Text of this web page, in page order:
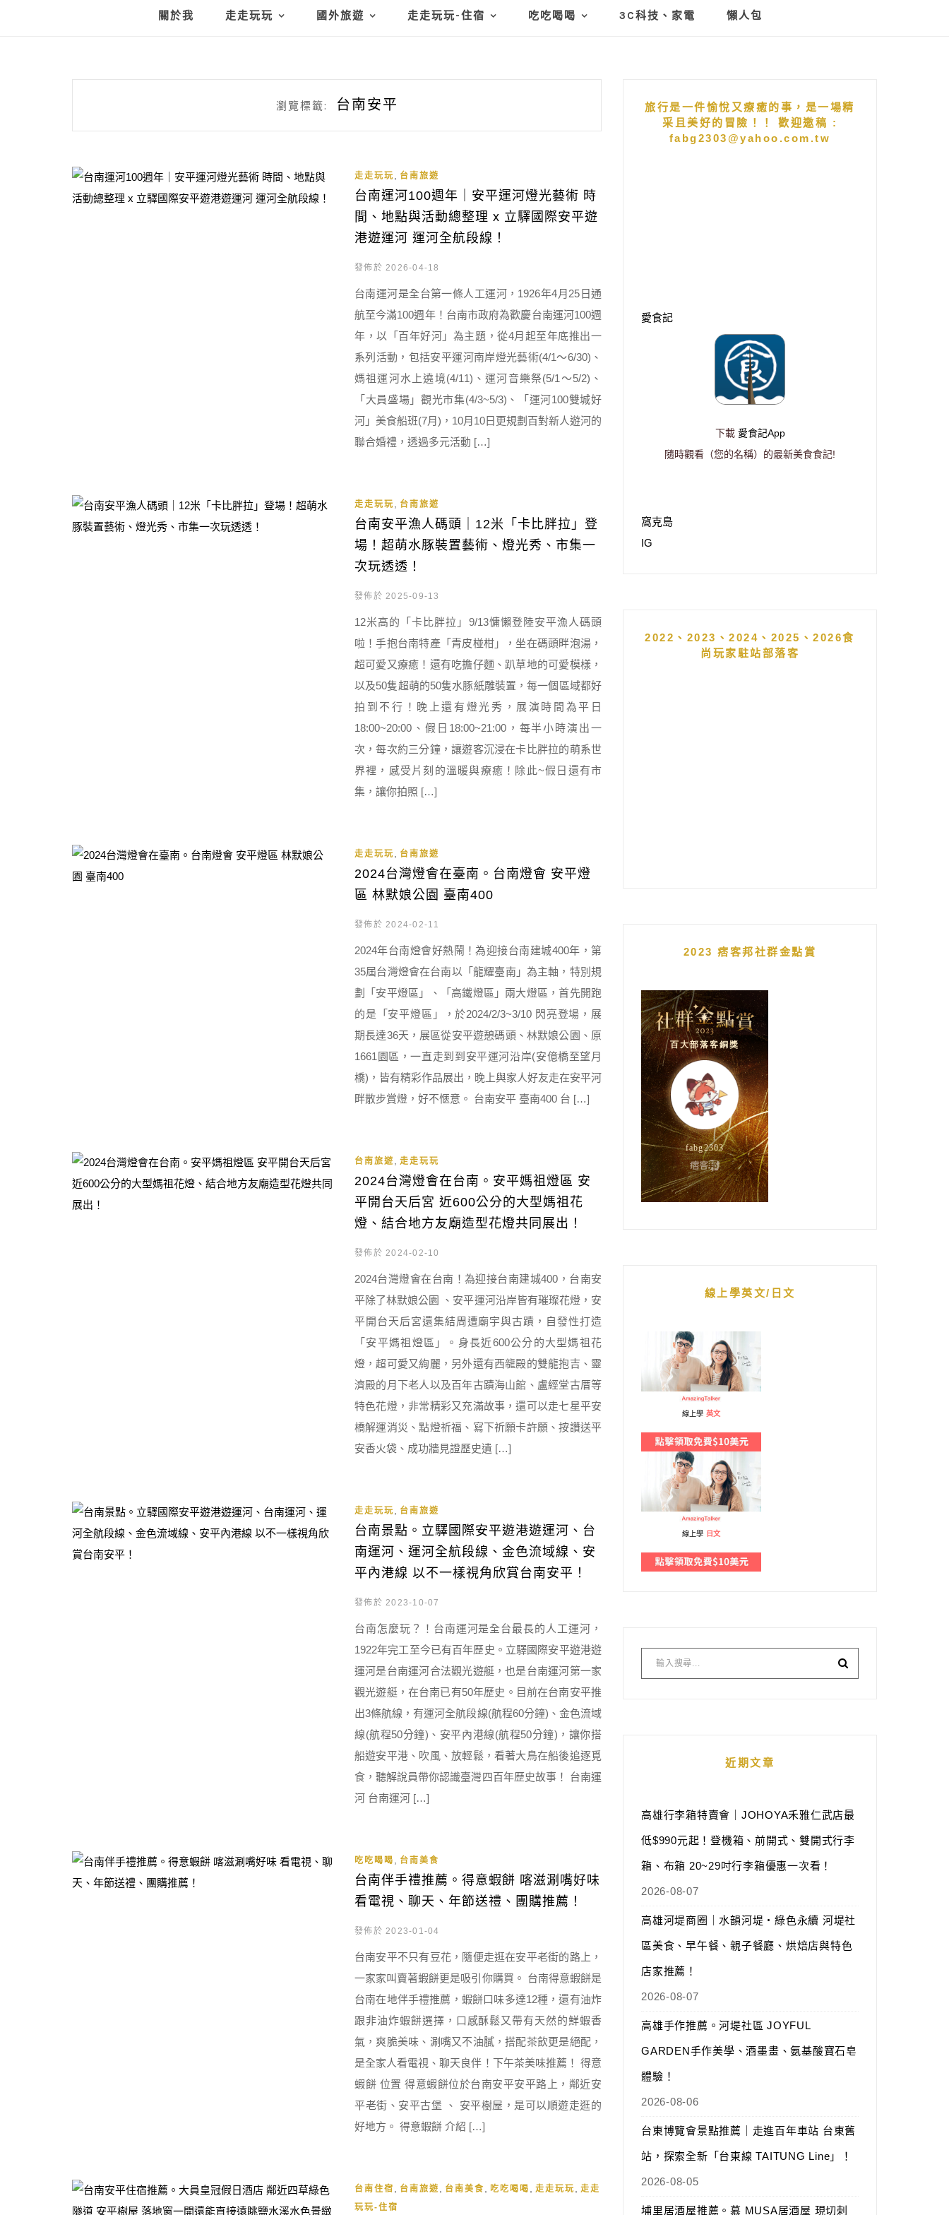
關於我 走走玩玩 國外旅遊 走走玩玩-住宿 吃吃喝喝 3C科技、家電 懶人包
瀏覽標籤: 台南安平
走走玩玩 台南旅遊
台南運河100週年｜安平運河燈光藝術 時
間、地點與活動總整理 x 立驛國際安平遊
港遊運河 運河全航段線！
發佈於 2026-04-18
台南運河是全台第一條人工運河，1926年4月25日通
航至今滿100週年！台南市政府為歡慶台南運河100週
年，以「百年好河」為主題，從4月起至年底推出一
系列活動，包括安平運河南岸燈光藝術(4/1～6/30)、
媽祖運河水上遶境(4/11)、運河音樂祭(5/1～5/2)、
「大員盛場」觀光市集(4/3~5/3)、「運河100雙城好
河」美食船班(7月)，10月10日更規劃百對新人遊河的
聯合婚禮，透過多元活動 […]
走走玩玩 台南旅遊
台南安平漁人碼頭｜12米「卡比胖拉」登
場！超萌水豚裝置藝術、燈光秀、市集一
次玩透透！
發佈於 2025-09-13
12米高的「卡比胖拉」9/13慵懶登陸安平漁人碼頭
啦！手抱台南特產「青皮椪柑」，坐在碼頭畔泡湯，
超可愛又療癒！還有吃擔仔麵、趴草地的可愛模樣，
以及50隻超萌的50隻水豚紙雕裝置，每一個區域都好
拍到不行！晚上還有燈光秀，展演時間為平日
18:00~20:00、假日18:00~21:00，每半小時演出一
次，每次約三分鐘，讓遊客沉浸在卡比胖拉的萌系世
界裡，感受片刻的溫暖與療癒！除此~假日還有市
集，讓你拍照 […]
走走玩玩 台南旅遊
2024台灣燈會在臺南。台南燈會 安平燈
區 林默娘公園 臺南400
發佈於 2024-02-11
2024年台南燈會好熱鬧！為迎接台南建城400年，第
35屆台灣燈會在台南以「龍耀臺南」為主軸，特別規
劃「安平燈區」、「高鐵燈區」兩大燈區，首先開跑
的是「安平燈區」，於2024/2/3~3/10 閃亮登場，展
期長達36天，展區從安平遊憩碼頭、林默娘公園、原
1661園區，一直走到到安平運河沿岸(安億橋至望月
橋)，皆有精彩作品展出，晚上與家人好友走在安平河
畔散步賞燈，好不愜意。 台南安平 臺南400 台 […]
台南旅遊 走走玩玩
2024台灣燈會在台南。安平媽祖燈區 安
平開台天后宮 近600公分的大型媽祖花
燈、結合地方友廟造型花燈共同展出！
發佈於 2024-02-10
2024台灣燈會在台南！為迎接台南建城400，台南安
平除了林默娘公園 、安平運河沿岸皆有璀璨花燈，安
平開台天后宮還集結周遭廟宇與古蹟，自發性打造
「安平媽祖燈區」。身長近600公分的大型媽祖花
燈，超可愛又絢麗，另外還有西㡣殿的雙龍抱吉、靈
濟殿的月下老人以及百年古蹟海山館、盧經堂古厝等
特色花燈，非常精彩又充滿故事，還可以走七星平安
橋解運消災、點燈祈福、寫下祈願卡許願、按讚送平
安香火袋、成功牆見證歷史遺 […]
走走玩玩 台南旅遊
台南景點。立驛國際安平遊港遊運河、台
南運河、運河全航段線、金色流域線、安
平內港線 以不一樣視角欣賞台南安平！
發佈於 2023-10-07
台南怎麼玩？！台南運河是全台最長的人工運河，
1922年完工至今已有百年歷史。立驛國際安平遊港遊
運河是台南運河合法觀光遊艇，也是台南運河第一家
觀光遊艇，在台南已有50年歷史。目前在台南安平推
出3條航線，有運河全航段線(航程60分鐘)、金色流域
線(航程50分鐘)、安平內港線(航程50分鐘)，讓你搭
船遊安平港、吹風、放輕鬆，看著大鳥在船後追逐覓
食，聽解說員帶你認識臺灣四百年歷史故事！ 台南運
河 台南運河 […]
吃吃喝喝 台南美食
台南伴手禮推薦。得意蝦餅 喀滋涮嘴好味
看電視、聊天、年節送禮、團購推薦！
發佈於 2023-01-04
台南安平不只有豆花，隨便走逛在安平老街的路上，
一家家叫賣著蝦餅更是吸引你購買。 台南得意蝦餅是
台南在地伴手禮推薦，蝦餅口味多達12種，還有油炸
跟非油炸蝦餅選擇，口感酥鬆又帶有天然的鮮蝦香
氣，爽脆美味、涮嘴又不油膩，搭配茶飲更是絕配，
是全家人看電視、聊天良伴！下午茶美味推薦！ 得意
蝦餅 位置 得意蝦餅位於台南安平安平路上，鄰近安
平老街、安平古堡 、 安平樹屋，是可以順遊走逛的
好地方。 得意蝦餅 介紹 […]
台南住宿 台南旅遊 台南美食 吃吃喝喝 走走玩玩
走走
玩玩-住宿
旅行是一件愉悅又療癒的事，是一場精
采且美好的冒險！！ 歡迎邀稿 :
fabg2303@yahoo.com.tw
愛食記
下載 愛食記App
隨時觀看（您的名稱）的最新美食食記!
窩克島
IG
2022、2023、2024、2025、2026食
尚玩家駐站部落客
2023 痞客邦社群金點賞
線上學英文/日文
線上學 英文
線上學 日文
近期文章
高雄行李箱特賣會｜JOHOYA禾雅仁武店最
低$990元起！登機箱、前開式、雙開式行李
箱、布箱 20~29吋行李箱優惠一次看！
2026-08-07
高雄河堤商圈｜水韻河堤‧綠色永續 河堤社
區美食、早午餐、親子餐廳、烘焙店與特色
店家推薦！
2026-08-07
高雄手作推薦。河堤社區 JOYFUL
GARDEN手作美學、酒墨畫、氨基酸寶石皂
體驗！
2026-08-06
台東博覽會景點推薦｜走進百年車站 台東舊
站，探索全新「台東線 TAITUNG Line」！
2026-08-05
埔里居酒屋推薦。慕 MUSA居酒屋 現切刺